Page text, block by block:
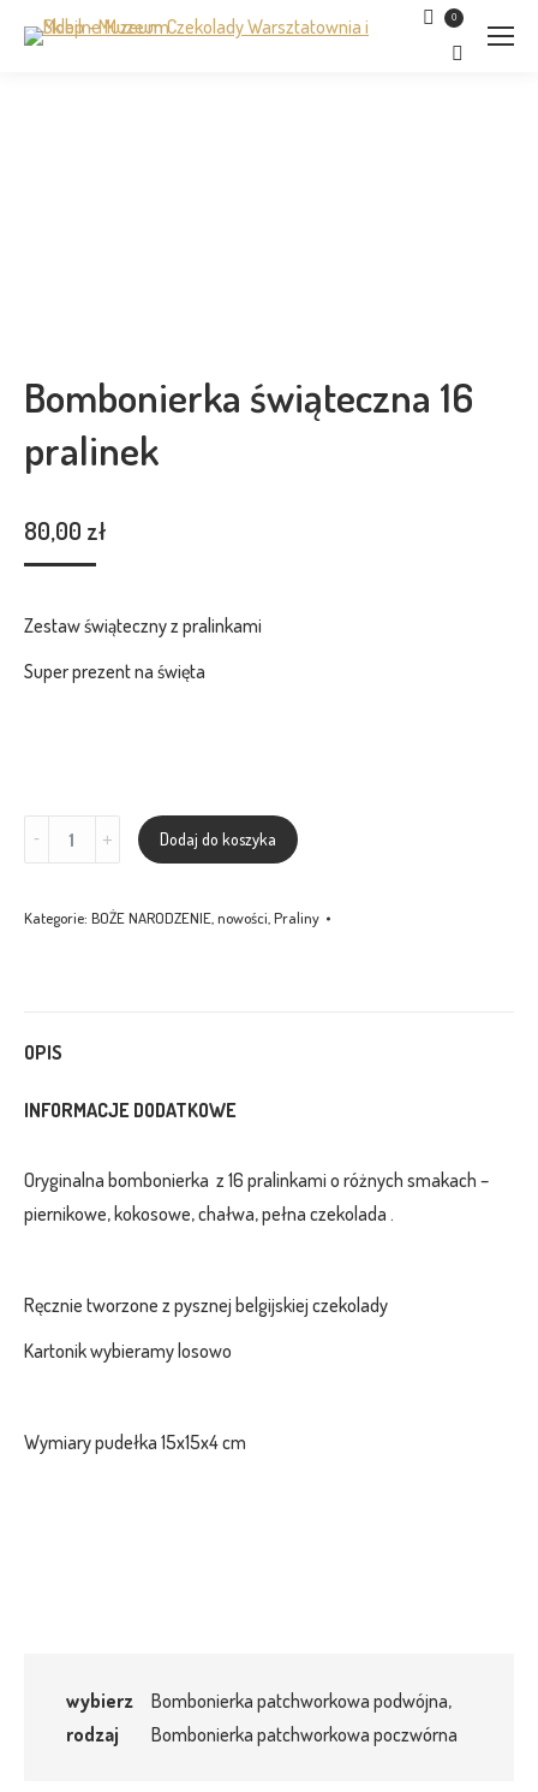
0
Szukaj:
Bombonierka świąteczna 16
pralinek
80,00 zł
Zestaw świąteczny z pralinkami
Super prezent na święta
Bombonierka
Dodaj do koszyka
Kategorie: BOŻE NARODZENIE nowości Praliny
OPIS
INFORMACJE DODATKOWE
Oryginalna bombonierka z 16 pralinkami o różnych smakach –
piernikowe, kokosowe, chałwa, pełna czekolada .
Ręcznie tworzone z pysznej belgijskiej czekolady
Kartonik wybieramy losowo
Wymiary pudełka 15x15x4 cm
wybierz
rodzaj
Bombonierka patchworkowa podwójna,
Bombonierka patchworkowa poczwórna